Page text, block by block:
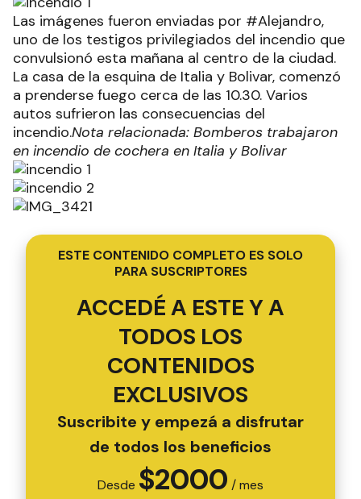
Las imágenes fueron enviadas por #Alejandro,
uno de los testigos privilegiados del incendio que
convulsionó esta mañana al centro de la ciudad.
La casa de la esquina de Italia y Bolivar, comenzó
a prenderse fuego cerca de las 10.30. Varios
autos sufrieron las consecuencias del
incendio.Nota relacionada: Bomberos trabajaron
en incendio de cochera en Italia y Bolivar
ESTE CONTENIDO COMPLETO ES SOLO
PARA SUSCRIPTORES
ACCEDÉ A ESTE Y A
TODOS LOS
CONTENIDOS
EXCLUSIVOS
Suscribite y empezá a disfrutar
de todos los beneficios
Desde $2000 / mes